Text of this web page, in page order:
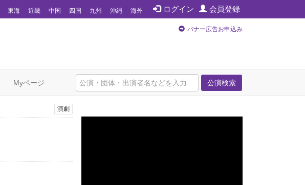
ログイン 会員登録
東海 近畿 中国 四国 九州 沖縄 海外
バナー広告お申込み
公演検索
Myページ
演劇